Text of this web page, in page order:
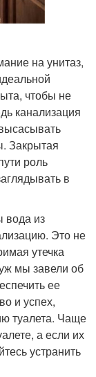
на унитаз,
чтобы не
канализация
Закрытая
роль
в
вода из
Это не
утечка
мы завели об
ее
и успех,
туалета. Чаще
а если их
устранить